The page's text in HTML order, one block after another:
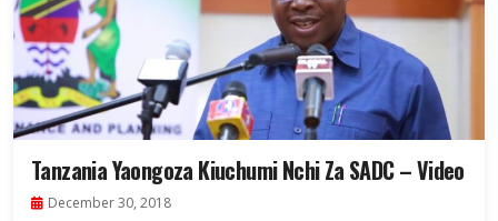
Tanzania Yaongoza Kiuchumi Nchi Za SADC – Video
December 30, 2018